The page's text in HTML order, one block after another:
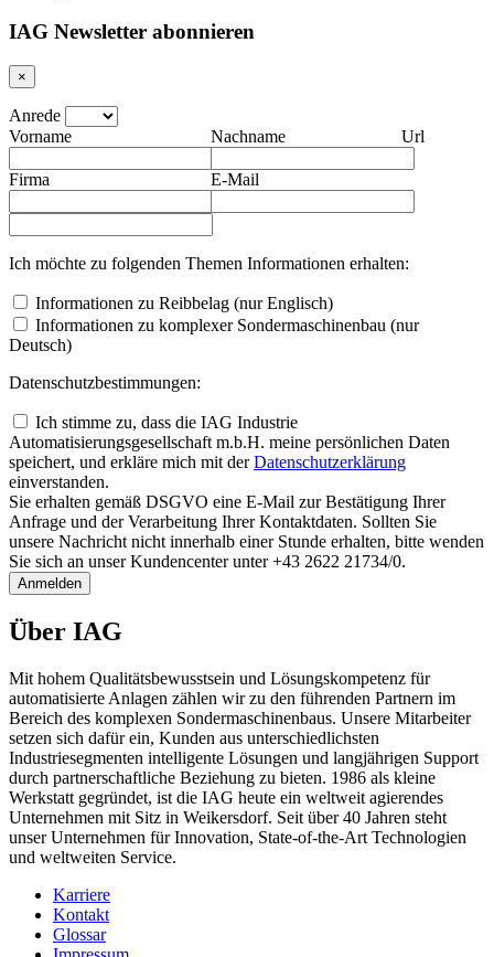
IAG Newsletter abonnieren
×
Anrede
Vorname
Nachname
Firma E-Mail
Url
Ich möchte zu folgenden Themen Informationen erhalten:
Informationen zu Reibbelag (nur Englisch)
Informationen zu komplexer Sondermaschinenbau (nur
Deutsch)
Datenschutzbestimmungen:
Ich stimme zu, dass die IAG Industrie
Automatisierungsgesellschaft m.b.H. meine persönlichen Daten
speichert, und erkläre mich mit derDaten­schutz­erklärung
einverstanden.
Sie erhalten gemäß DSGVO eine E-Mail zur Bestätigung Ihrer
Anfrage und der Verarbeitung Ihrer Kontaktdaten. Sollten Sie
unsere Nachricht nicht innerhalb einer Stunde erhalten, bitte wenden
Sie sich an unser Kundencenter unter +43 2622 21734/0.
Anmelden
Über IAG
Mit hohem Qualitätsbewusstsein und Lösungskompetenz für
automatisierte Anlagen zählen wir zu den führenden Partnern im
Bereich des komplexen Sondermaschinenbaus. Unsere Mitarbeiter
setzen sich dafür ein, Kunden aus unterschiedlichsten
Industriesegmenten intelligente Lösungen und langjährigen Support
durch partnerschaftliche Beziehung zu bieten. 1986 als kleine
Werkstatt gegründet, ist die IAG heute ein weltweit agierendes
Unternehmen mit Sitz in Weikersdorf. Seit über 40 Jahren steht
unser Unternehmen für Innovation, State-of-the-Art Technologien
und weltweiten Service.
Karriere
Kontakt
Glossar